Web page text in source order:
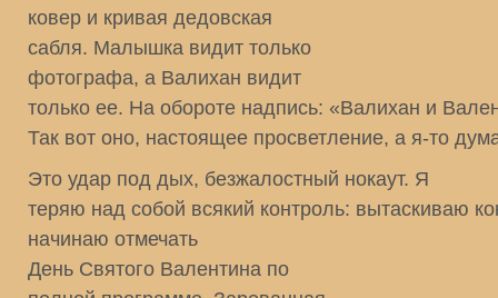
ковер и кривая дедовская
сабля. Малышка видит только
фотографа, а Валихан видит
только ее. На обороте надпись: «Валихан и
Так вот оно, настоящее просветление, а я-то
Это удар под дых, безжалостный нокаут. Я
теряю над собой всякий контроль: вытаскиваю
начинаю отмечать
День Святого Валентина по